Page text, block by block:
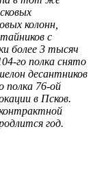
колонн,
с
более 3 тысяч
го полка снято
десантников
полка 76-ой
в Псков.
год.